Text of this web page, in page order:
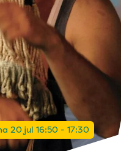
20 jul 16:50 - 17:30